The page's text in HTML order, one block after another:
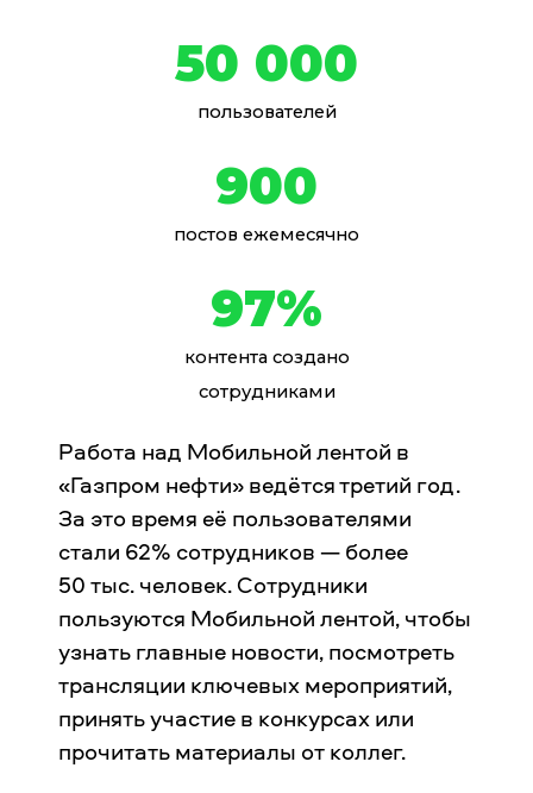
50 000
пользователей
900
постов ежемесячно
97%
контента создано
сотрудниками
Работа над Мобильной лентой в
«Газпром нефти» ведётся третий год.
За это время её пользователями
стали 62% сотрудников — более
50 тыс. человек. Сотрудники
пользуются Мобильной лентой, чтобы
узнать главные новости, посмотреть
трансляции ключевых мероприятий,
принять участие в конкурсах или
прочитать материалы от коллег.